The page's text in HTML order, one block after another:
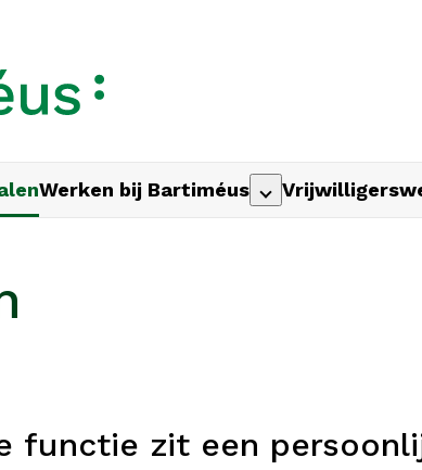
Werken bij Bartiméus
functie zit een